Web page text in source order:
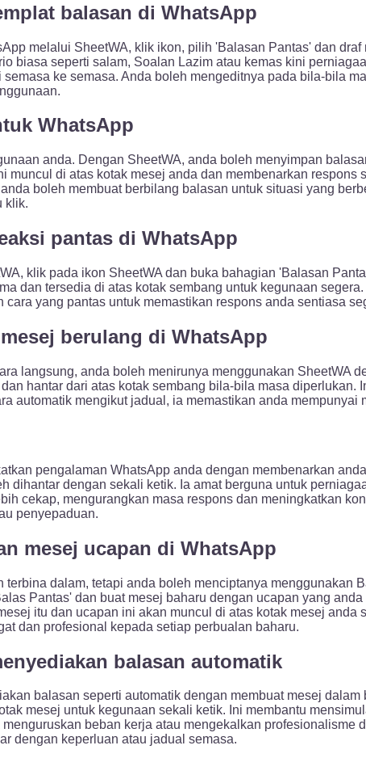
balasan di WhatsApp
melalui SheetWA, klik ikon, pilih 'Balasan Pantas' dan
biasa seperti salam, Soalan Lazim atau kemas kini
ke semasa. Anda boleh mengeditnya pada bila-bila
WhatsApp
anda. Dengan SheetWA, anda boleh menyimpan
muncul di atas kotak mesej anda dan membenarkan
boleh membuat berbilang balasan untuk situasi yang
klik.
pantas di WhatsApp
klik pada ikon SheetWA dan buka bahagian 'Balasan
dan tersedia di atas kotak sembang untuk kegunaan
yang pantas untuk memastikan respons anda sentiasa
berulang di WhatsApp
langsung, anda boleh menirunya menggunakan SheetWA
hantar dari atas kotak sembang bila-bila masa
automatik mengikut jadual, ia memastikan anda
pengalaman WhatsApp anda dengan membenarkan
dihantar dengan sekali ketik. Ia amat berguna untuk
cekap, mengurangkan masa respons dan meningkatkan
penyepaduan.
mesej ucapan di WhatsApp
dalam, tetapi anda boleh menciptanya menggunakan
Pantas' dan buat mesej baharu dengan ucapan yang
itu dan ucapan ini akan muncul di atas kotak mesej
dan profesional kepada setiap perbualan baharu.
balasan automatik
balasan seperti automatik dengan membuat mesej
mesej untuk kegunaan sekali ketik. Ini membantu
beban kerja atau mengekalkan
dengan keperluan atau jadual semasa.